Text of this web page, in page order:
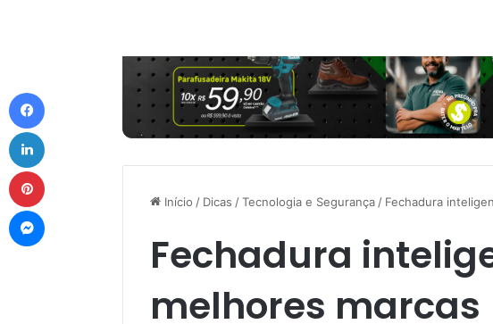
Início / Dicas /Tecnologia e Segurança / Fechadura
Fechadura
melhores marcas